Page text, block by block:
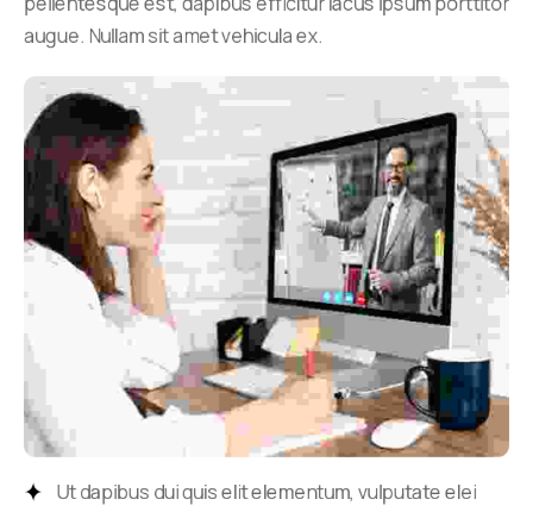
augue. Nullam sit amet vehicula ex.
Ut dapibus dui quis elit elementum, vulputate elei